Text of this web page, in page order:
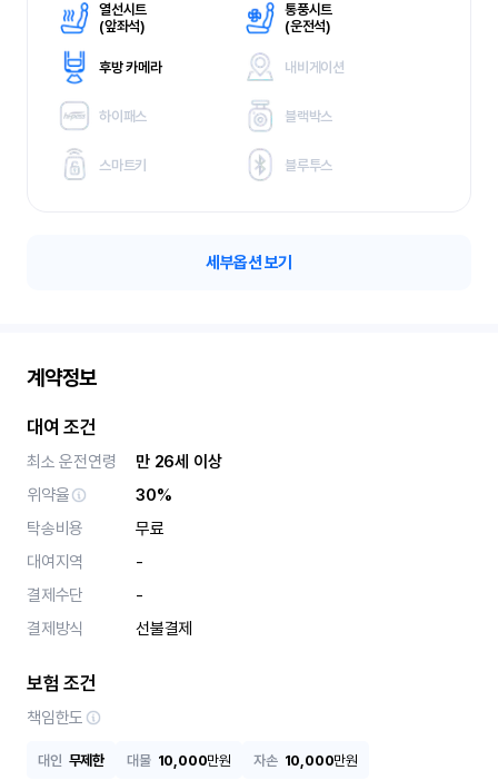
열선시트
(앞좌석)
통풍시트
(운전석)
후방 카메라 내비게이션
하이패스 블랙박스
스마트키 블루투스
세부옵션 보기
계약정보
대여 조건
최소 운전연령
만 26세 이상
위약율
30%
탁송비용
무료
대여지역
-
결제수단
-
결제방식
선불결제
보험 조건
책임한도
대인 무제한 대물 10,000만원 자손 10,000만원